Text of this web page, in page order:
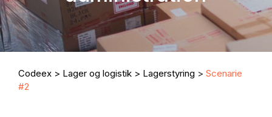
Codeex > Lager og logistik > Lagerstyring > Scenarie
#2